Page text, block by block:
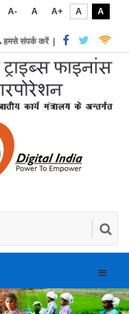
A- A A+ A
A
हमसे संपर्क करें|
Toggle